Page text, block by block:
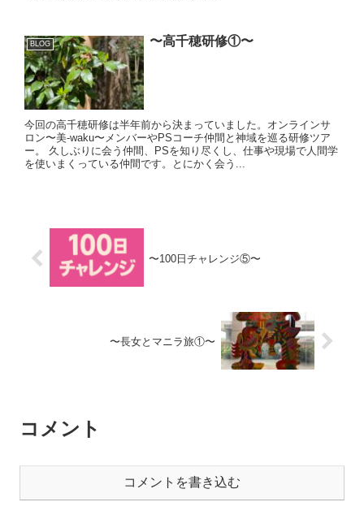
BLOG 〜高千穂研修①〜
今回の高千穂研修は半年前から決まっていました。オンラインサ
ロン〜美-waku〜メンバーやPSコーチ仲間と神域を巡る研修ツア
ー。 久しぶりに会う仲間、PSを知り尽くし、仕事や現場で人間学
を使いまくっている仲間です。とにかく会う...
〜100日チャレンジ⑤〜
〜長女とマニラ旅①〜
コメント
コメントを書き込む